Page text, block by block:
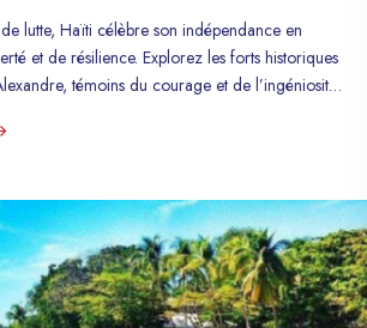
lutte, Haïti célèbre son indépendance en
et de résilience. Explorez les forts historiques
témoins du courage et de l’ingéniosité